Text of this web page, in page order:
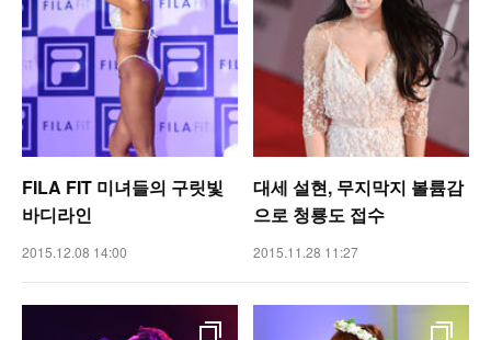
FILA FIT 미녀들의 구릿빛
바디라인
2015.12.08 14:00
대세 설현, 무지막지 볼륨감
으로 청룡도 접수
2015.11.28 11:27